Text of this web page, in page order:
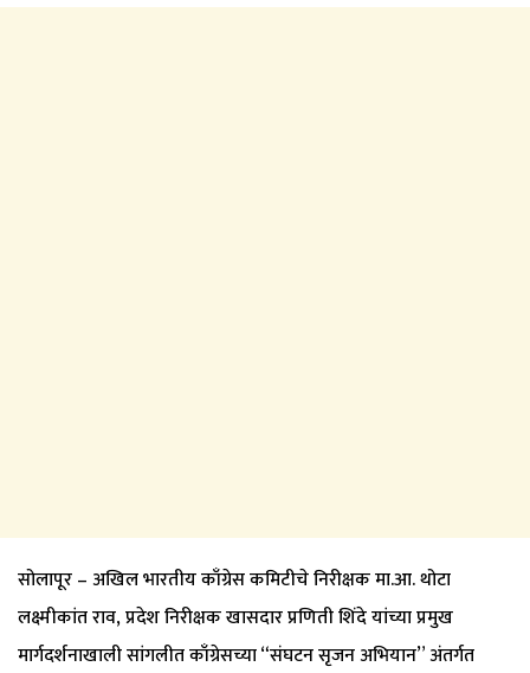
सोलापूर – अखिल भारतीय काँग्रेस कमिटीचे निरीक्षक मा.आ. थोटा
लक्ष्मीकांत राव, प्रदेश निरीक्षक खासदार प्रणिती शिंदे यांच्या प्रमुख
मार्गदर्शनाखाली सांगलीत काँग्रेसच्या “संघटन सृजन अभियान” अंतर्गत